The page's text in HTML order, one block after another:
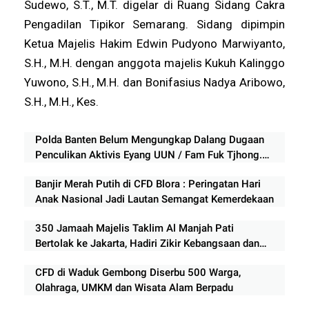
Sudewo, S.T., M.T. digelar di Ruang Sidang Cakra
Pengadilan Tipikor Semarang. Sidang dipimpin
Ketua Majelis Hakim Edwin Pudyono Marwiyanto,
S.H., M.H. dengan anggota majelis Kukuh Kalinggo
Yuwono, S.H., M.H. dan Bonifasius Nadya Aribowo,
S.H., M.H., Kes.
Polda Banten Belum Mengungkap Dalang Dugaan
Penculikan Aktivis Eyang UUN / Fam Fuk Tjhong.
WPI
Banjir Merah Putih di CFD Blora : Peringatan Hari
Anak Nasional Jadi Lautan Semangat Kemerdekaan
350 Jamaah Majelis Taklim Al Manjah Pati
Bertolak ke Jakarta, Hadiri Zikir Kebangsaan dan
CFD di Waduk Gembong Diserbu 500 Warga,
Olahraga, UMKM dan Wisata Alam Berpadu